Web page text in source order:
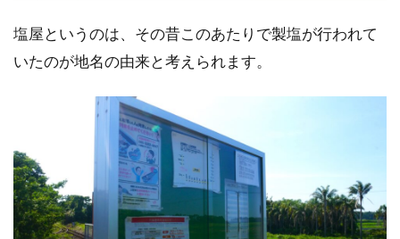
塩屋というのは、その昔このあたりで製塩が行われて
いたのが地名の由来と考えられます。